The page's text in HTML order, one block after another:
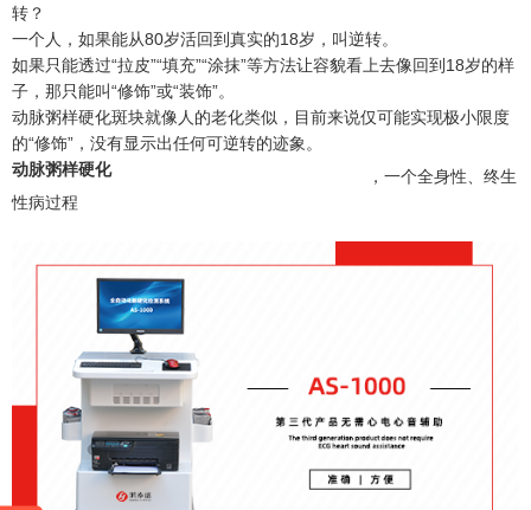
转？
一个人，如果能从80岁活回到真实的18岁，叫逆转。
如果只能透过“拉皮”“填充”“涂抹”等方法让容貌看上去像回到18岁的样
子，那只能叫“修饰”或“装饰”。
动脉粥样硬化斑块就像人的老化类似，目前来说仅可能实现极小限度
的“修饰”，没有显示出任何可逆转的迹象。
动脉粥样硬化
，一个全身性、终生
性病过程